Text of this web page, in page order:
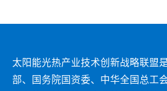
太阳能光热产业技术创新战略联盟
部、国务院国资委、中华全国总工